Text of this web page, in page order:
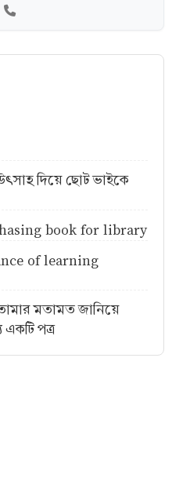
দিয়ে ছোট ভাইকে
book for library
of learning
মতামত জানিয়ে
একটি পত্র